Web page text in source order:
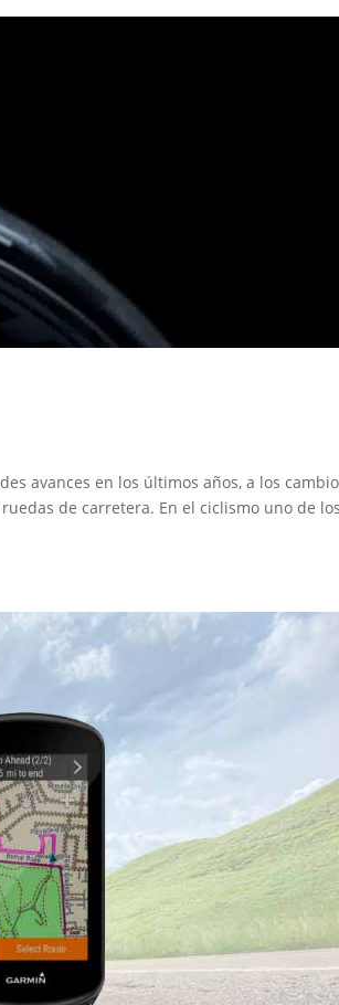
avances en los últimos años, a los
de carretera. En el ciclismo uno de